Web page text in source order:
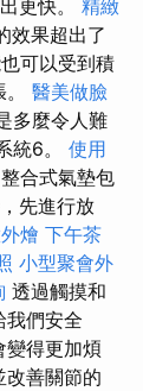
更快。 精緻
效果超出了
可以受到積
醫美做臉
多麼令人難
統6。 使用
整合式氣墊包
先進行放
燴 下午茶
小型聚會外
透過觸摸和
我們安全
變得更加煩
改善關節的